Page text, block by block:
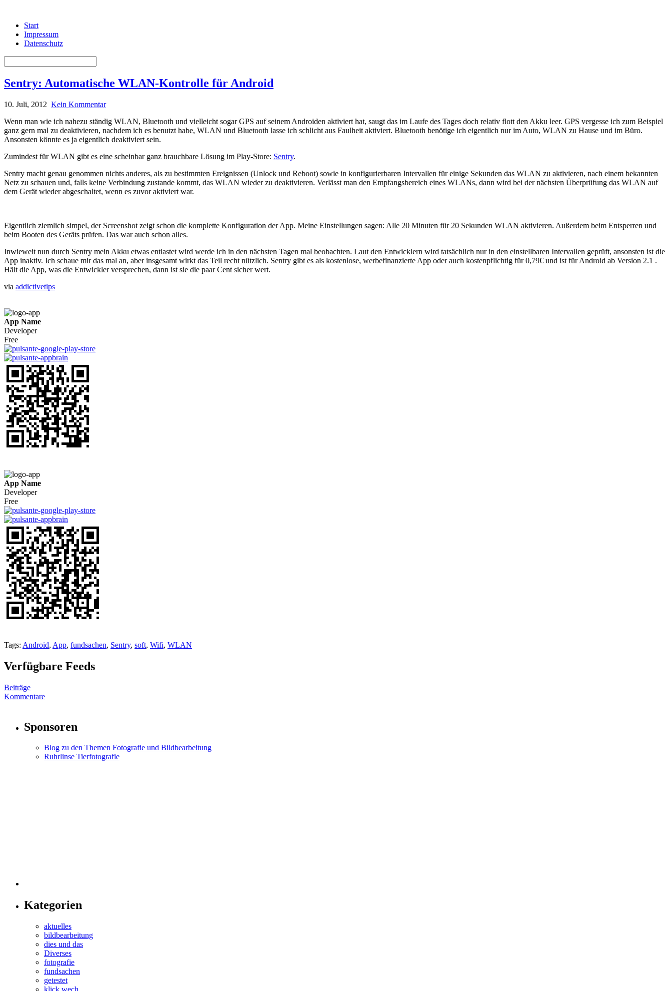
Start
Impressum
Datenschutz
Sentry: Automatische WLAN-Kontrolle für Android
10. Juli, 2012 Kein Kommentar
Wenn man wie ich nahezu ständig WLAN, Bluetooth und vielleicht sogar GPS auf seinem Androiden aktiviert hat, saugt das im Laufe des Tages doch relativ flott den Akku leer. GPS vergesse ich zum Beispiel
ganz gern mal zu deaktivieren, nachdem ich es benutzt habe, WLAN und Bluetooth lasse ich schlicht aus Faulheit aktiviert. Bluetooth benötige ich eigentlich nur im Auto, WLAN zu Hause und im Büro.
Ansonsten könnte es ja eigentlich deaktiviert sein.
Zumindest für WLAN gibt es eine scheinbar ganz brauchbare Lösung im Play-Store: Sentry.
Sentry macht genau genommen nichts anderes, als zu bestimmten Ereignissen (Unlock und Reboot) sowie in konfigurierbaren Intervallen für einige Sekunden das WLAN zu aktivieren, nach einem bekannten
Netz zu schauen und, falls keine Verbindung zustande kommt, das WLAN wieder zu deaktivieren. Verlässt man den Empfangsbereich eines WLANs, dann wird bei der nächsten Überprüfung das WLAN auf
dem Gerät wieder abgeschaltet, wenn es zuvor aktiviert war.
Eigentlich ziemlich simpel, der Screenshot zeigt schon die komplette Konfiguration der App. Meine Einstellungen sagen: Alle 20 Minuten für 20 Sekunden WLAN aktivieren. Außerdem beim Entsperren und
beim Booten des Geräts prüfen. Das war auch schon alles.
Inwieweit nun durch Sentry mein Akku etwas entlastet wird werde ich in den nächsten Tagen mal beobachten. Laut den Entwicklern wird tatsächlich nur in den einstellbaren Intervallen geprüft, ansonsten ist die
App inaktiv. Ich schaue mir das mal an, aber insgesamt wirkt das Teil recht nützlich. Sentry gibt es als kostenlose, werbefinanzierte App oder auch kostenpflichtig für 0,79€ und ist für Android ab Version 2.1 .
Hält die App, was die Entwickler versprechen, dann ist sie die paar Cent sicher wert.
via addictivetips
App Name
Developer
Free
App Name
Developer
Free
Tags: Android, App, fundsachen, Sentry, soft, Wifi, WLAN
Verfügbare Feeds
Beiträge
Kommentare
Sponsoren
Blog zu den Themen Fotografie und Bildbearbeitung
Ruhrlinse Tierfotografie
Kategorien
aktuelles
bildbearbeitung
dies und das
Diverses
fotografie
fundsachen
getestet